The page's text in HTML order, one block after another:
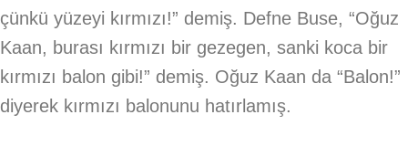
çünkü yüzeyi kırmızı!” demiş. Defne Buse, “Oğuz
Kaan, burası kırmızı bir gezegen, sanki koca bir
kırmızı balon gibi!” demiş. Oğuz Kaan da “Balon!”
diyerek kırmızı balonunu hatırlamış.